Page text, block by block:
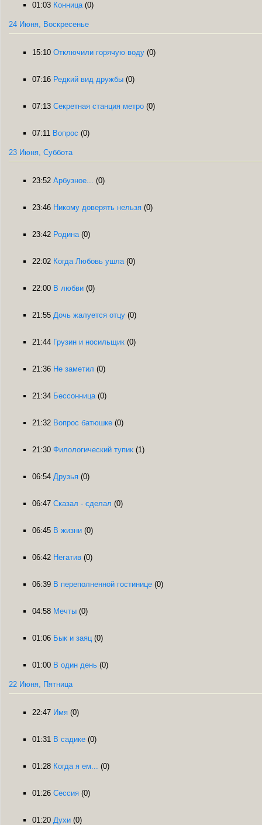
01:03 Конница (0)
24 Июня, Воскресенье
15:10 Отключили горячую воду (0)
07:16 Редкий вид дружбы (0)
07:13 Секретная станция метро (0)
07:11 Вопрос (0)
23 Июня, Суббота
23:52 Арбузное... (0)
23:46 Никому доверять нельзя (0)
23:42 Родина (0)
22:02 Когда Любовь ушла (0)
22:00 В любви (0)
21:55 Дочь жалуется отцу (0)
21:44 Грузин и носильщик (0)
21:36 Не заметил (0)
21:34 Бессонница (0)
21:32 Вопрос батюшке (0)
21:30 Филологический тупик (1)
06:54 Друзья (0)
06:47 Сказал - сделал (0)
06:45 В жизни (0)
06:42 Негатив (0)
06:39 В переполненной гостинице (0)
04:58 Мечты (0)
01:06 Бык и заяц (0)
01:00 В один день (0)
22 Июня, Пятница
22:47 Имя (0)
01:31 В садике (0)
01:28 Когда я ем... (0)
01:26 Сессия (0)
01:20 Духи (0)